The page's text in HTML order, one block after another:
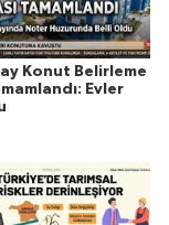
Konut Belirleme
Evler